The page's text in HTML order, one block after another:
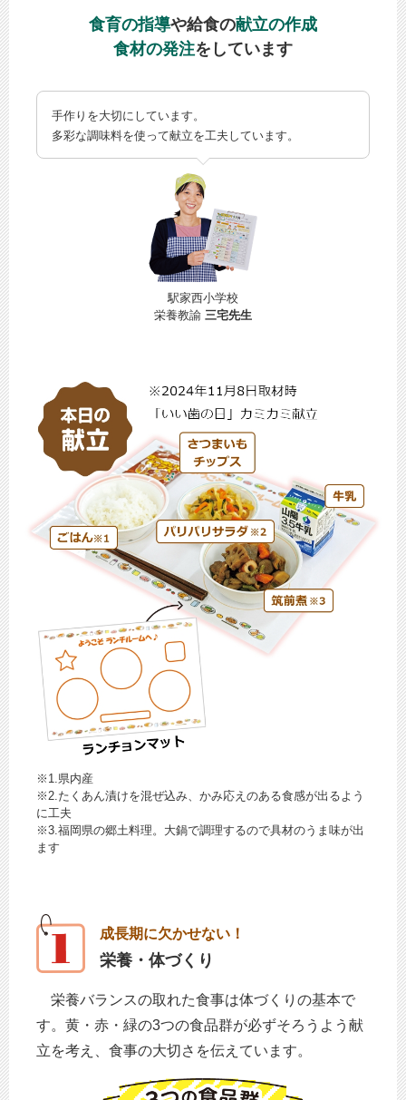
食育の指導や給食の献立の作成
食材の発注をしています
手作りを大切にしています。
多彩な調味料を使って献立を工夫しています。
駅家西小学校
栄養教諭 三宅先生
※1.県内産
※2.たくあん漬けを混ぜ込み、かみ応えのある食感が出るよう
に工夫
※3.福岡県の郷土料理。大鍋で調理するので具材のうま味が出
ます
成長期に欠かせない！
栄養・体づくり
栄養バランスの取れた食事は体づくりの基本で
す。黄・赤・緑の3つの食品群が必ずそろうよう献
立を考え、食事の大切さを伝えています。